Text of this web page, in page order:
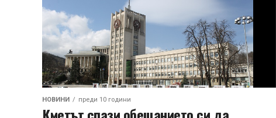
НОВИНИ преди 10 години